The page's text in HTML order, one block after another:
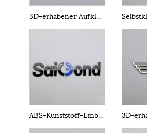
3D-erhabener Aufkleber
ABS-Kunststoff-Emblem